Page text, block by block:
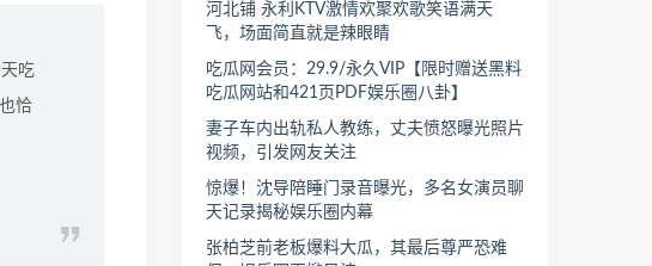
吃
恰
河北铺 永利KTV激情欢聚欢歌笑语满天
飞，场面简直就是辣眼睛
吃瓜网会员：29.9/永久VIP【限时赠送黑料
吃瓜网站和421页PDF娱乐圈八卦】
妻子车内出轨私人教练，丈夫愤怒曝光照片
视频，引发网友关注
惊爆！沈导陪睡门录音曝光，多名女演员聊
天记录揭秘娱乐圈内幕
张柏芝前老板爆料大瓜，其最后尊严恐难